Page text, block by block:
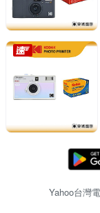
Yahoo台灣